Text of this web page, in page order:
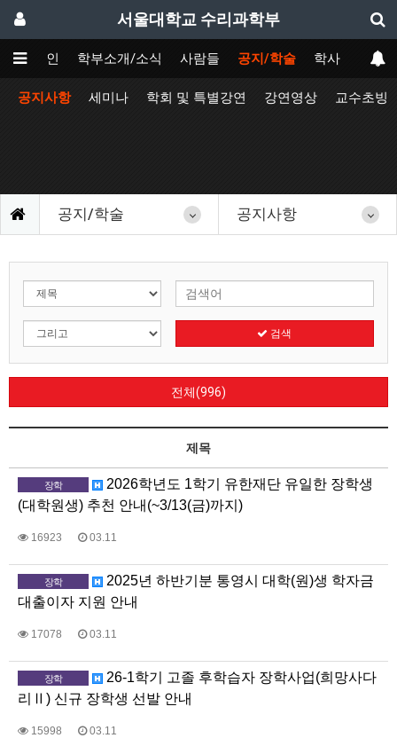
서울대학교 수리과학부
메인 학부소개/소식 사람들 공지/학술 학사
공지사항 세미나 학회 및 특별강연 강연영상 교수초빙
공지/학술 공지사항
검색
전체(996)
제목
장학
2026학년도 1학기 유한재단 유일한 장학생
(대학원생) 추천 안내(~3/13(금)까지)
16923 03.11
장학
2025년 하반기분 통영시 대학(원)생 학자금
대출이자 지원 안내
17078 03.11
장학
26-1학기 고졸 후학습자 장학사업(희망사다
리Ⅱ) 신규 장학생 선발 안내
15998 03.11